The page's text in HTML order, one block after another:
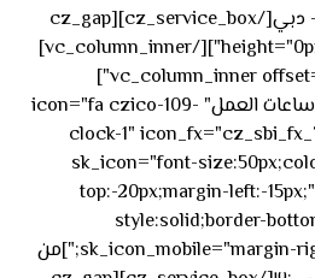
الشيخ محمد بن راشد – دبي[/cz_service_box][cz_gap
height="0px" height_tablet="50px"][/vc_column_inner]
[vc_column_inner offset="vc_col-md-4"]
[cz_service_box title="ساعات العمل" icon="fa czico-109-
clock-1"
sk_icon="font-
top:-20px;margin-left:-
style:solid;border-
sk_icon_mobile="margin-right:0px;margin-left:0px;"]من